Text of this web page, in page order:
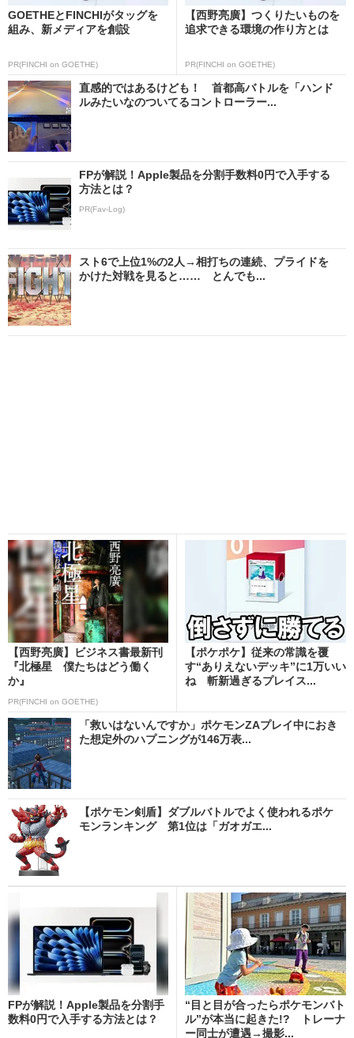
GOETHEとFINCHIがタッグを
組み、新メディアを創設
PR(FINCHI on GOETHE)
【西野亮廣】つくりたいものを
追求できる環境の作り方とは
PR(FINCHI on GOETHE)
直感的ではあるけども！ 首都高バトルを「ハンド
ルみたいなのついてるコントローラー...
FPが解説！Apple製品を分割手数料0円で入手する
方法とは？
PR(Fav-Log)
スト6で上位1%の2人→相打ちの連続、プライドを
かけた対戦を見ると…… とんでも...
【西野亮廣】ビジネス書最新刊
『北極星 僕たちはどう働く
か』
PR(FINCHI on GOETHE)
【ポケポケ】従来の常識を覆
す“ありえないデッキ”に1万いい
ね 斬新過ぎるプレイス...
「救いはないんですか」ポケモンZAプレイ中におき
た想定外のハプニングが146万表...
【ポケモン剣盾】ダブルバトルでよく使われるポケ
モンランキング 第1位は「ガオガエ...
FPが解説！Apple製品を分割手
数料0円で入手する方法とは？
“目と目が合ったらポケモンバト
ル”が本当に起きた!? トレーナ
ー同士が遭遇→撮影...